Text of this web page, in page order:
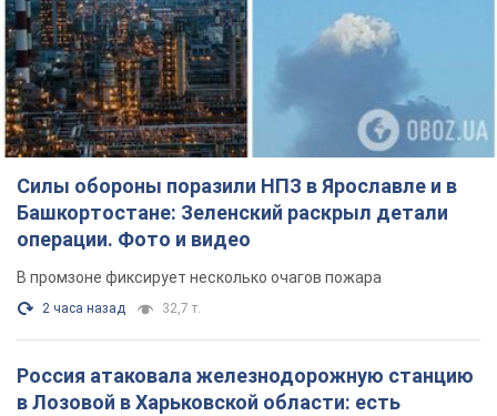
Силы обороны поразили НПЗ в Ярославле и в
Башкортостане: Зеленский раскрыл детали
операции. Фото и видео
В промзоне фиксирует несколько очагов пожара
2 часа назад 32,7 т.
Россия атаковала железнодорожную станцию
в Лозовой в Харьковской области: есть